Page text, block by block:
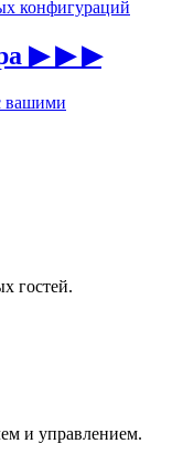
конфигураций
▶ ▶ ▶
вашими
гостей.
и управлением.